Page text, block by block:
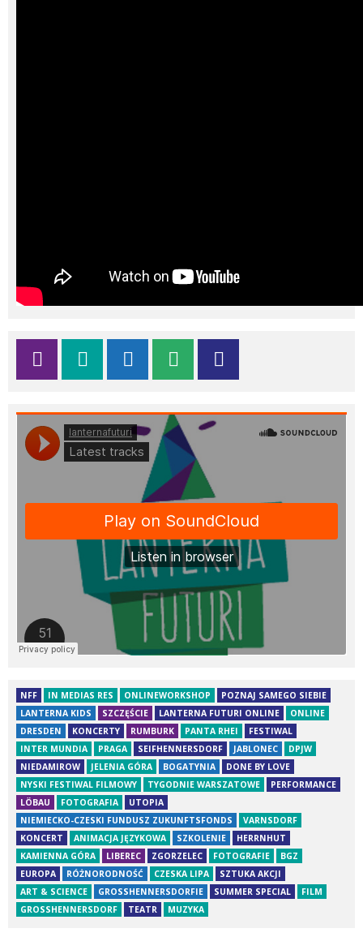
NFF IN MEDIAS RES ONLINEWORKSHOP
POZNAJ SAMEGO SIEBIE
LANTERNA KIDS
SZCZĘŚCIE LANTERNA FUTURI ONLINE
ONLINE
DRESDEN
KONCERTY RUMBURK PANTA RHEI
FESTIWAL
INTER MUNDIA
PRAGA SEIFHENNERSDORF JABLONEC
DPJW
NIEDAMIROW
JELENIA GÓRA BOGATYNIA
DONE BY LOVE
NYSKI FESTIWAL FILMOWY
TYGODNIE WARSZATOWE
PERFORMANCE
LÖBAU
FOTOGRAFIA
UTOPIA
NIEMIECKO-CZESKI FUNDUSZ ZUKUNFTSFONDS
VARNSDORF
KONCERT
ANIMACJA JĘZYKOWA SZKOLENIE
HERRNHUT
KAMIENNA GÓRA
LIBEREC ZGORZELEC FOTOGRAFIE
BGZ
EUROPA
RÓŻNORODNOŚĆ CZESKA LIPA
SZTUKA AKCJI
ART & SCIENCE
GROSSHENNERSDORFIE SUMMER SPECIAL
FILM
GROSSHENNERSDORF
TEATR MUZYKA